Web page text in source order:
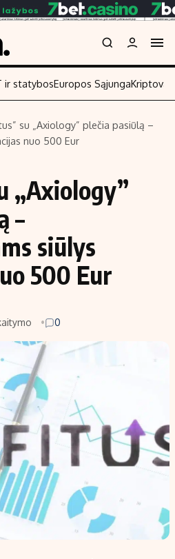
Skaitykite
Įmonės
Laisvalaikis
Nedarbo išmokos skaičiuoklė
Indėliai
Indėlių skaičiuoklė
Būsto finansai
Įdomios naujienos
ir statybosEuropos Sąjunga
su „Axiology” plečia pasiūlą –
nuo 500 Eur
„Axiology”
–
siūlys
500 Eur
0